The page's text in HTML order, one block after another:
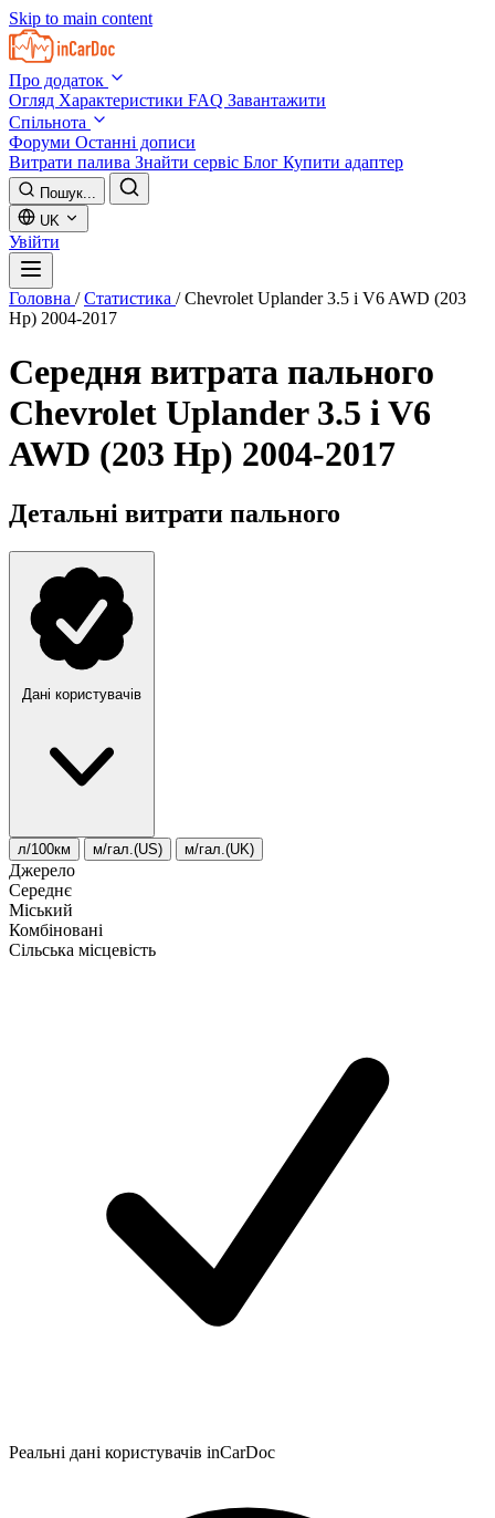
Skip to main content
Про додаток
Огляд Характеристики FAQ Завантажити
Спільнота
Форуми Останні дописи
Витрати палива Знайти сервіс Блог Купити адаптер
Пошук...
UK
Увійти
Головна / Статистика / Chevrolet Uplander 3.5 i V6 AWD (203
Hp) 2004-2017
Середня витрата пального
Chevrolet Uplander 3.5 i V6
AWD (203 Hp) 2004-2017
Детальні витрати пального
Дані користувачів
л/100км м/гал.(US) м/гал.(UK)
Джерело
Середнє
Міський
Комбіновані
Сільська місцевість
Реальні дані користувачів inCarDoc